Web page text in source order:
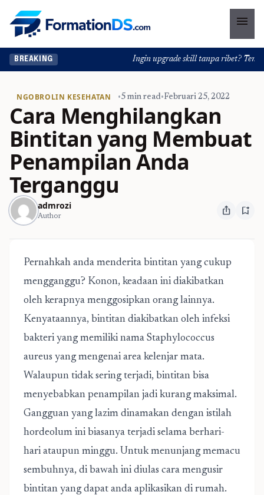
menu
BREAKING Ingin upgrade skill tanpa ribet?
NGOBROLIN KESEHATAN •5 min read•Februari 25, 2022
Cara Menghilangkan
Bintitan yang Membuat
Penampilan Anda
Terganggu
admrozi
Author ios_share bookmark_add
Pernahkah anda menderita bintitan yang cukup
mengganggu? Konon, keadaan ini diakibatkan
oleh kerapnya menggosipkan orang lainnya.
Kenyataannya, bintitan diakibatkan oleh infeksi
bakteri yang memiliki nama Staphylococcus
aureus yang mengenai area kelenjar mata.
Walaupun tidak sering terjadi, bintitan bisa
menyebabkan penampilan jadi kurang maksimal.
Gangguan yang lazim dinamakan dengan istilah
hordeolum ini biasanya terjadi selama berhari-
hari ataupun minggu. Untuk menunjang memacu
sembuhnya, di bawah ini diulas cara mengusir
bintitan yang dapat anda aplikasikan di rumah.